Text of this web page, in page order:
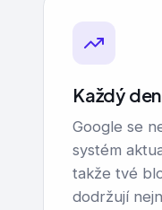
Každý
Google se
systém
takže tvé
dodržují